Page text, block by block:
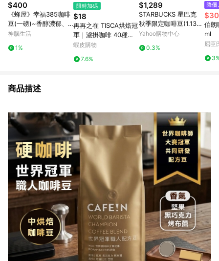
$400
《蜂屋》幸福385咖啡
豆(一磅)~香醇濃郁、
柔滑順口、口感極佳
神腦生活
1%
限時加碼
$18
再再之在 TISCA烘焙冠
軍｜濾掛咖啡 40種口
味任選 精品莊園濾掛
濾掛式咖啡 咖啡包 黑
蝦皮購物
7.6%
$1,289
STARBUCKS 星巴克
秋季限定咖啡豆(1.13公
斤)
Yahoo購物中心
0.3%
$30
伯朗
ml
屈臣
商品描述